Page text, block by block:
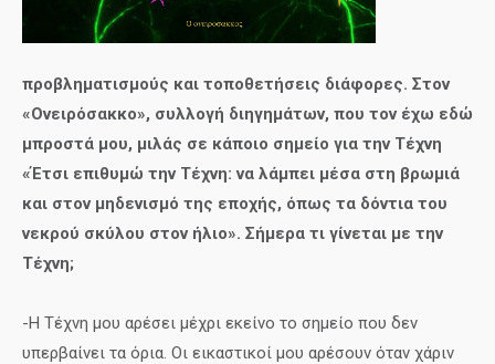
προβληματισμούς και τοποθετήσεις διάφορες. Στον
«Ονειρόσακκο», συλλογή διηγημάτων, που τον έχω εδώ
μπροστά μου, μιλάς σε κάποιο σημείο για την Τέχνη
«Έτσι επιθυμώ την Τέχνη: να λάμπει μέσα στη βρωμιά
και στον μηδενισμό της εποχής, όπως τα δόντια του
νεκρού σκύλου στον ήλιο». Σήμερα τι γίνεται με την
Τέχνη;
-Η Τέχνη μου αρέσει μέχρι εκείνο το σημείο που δεν
υπερβαίνει τα όρια. Οι εικαστικοί μου αρέσουν όταν χάριν